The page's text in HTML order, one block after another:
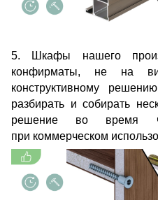
5. Шкафы нашего
конфирматы, не на
конструктивному
разбирать и собирать
решение во время
при коммерческом